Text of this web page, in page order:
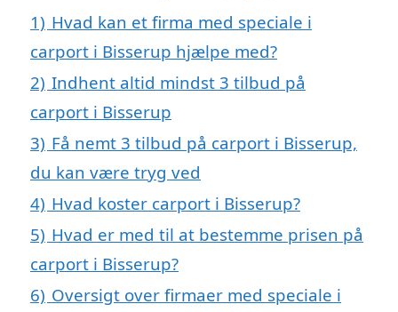
1) Hvad kan et firma med speciale i
carport i Bisserup hjælpe med?
2) Indhent altid mindst 3 tilbud på
carport i Bisserup
3) Få nemt 3 tilbud på carport i Bisserup,
du kan være tryg ved
4) Hvad koster carport i Bisserup?
5) Hvad er med til at bestemme prisen på
carport i Bisserup?
6) Oversigt over firmaer med speciale i